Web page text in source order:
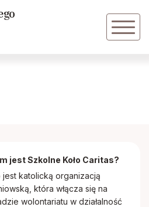
Caritas
jest Szkolne Koło Caritas?
jest katolicką organizacją
która włącza się na
wolontariatu w działalność